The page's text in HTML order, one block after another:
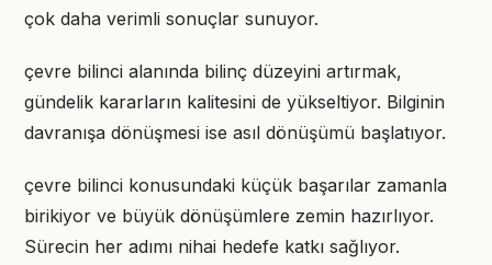
çok daha verimli sonuçlar sunuyor.
çevre bilinci alanında bilinç düzeyini artırmak,
gündelik kararların kalitesini de yükseltiyor. Bilginin
davranışa dönüşmesi ise asıl dönüşümü başlatıyor.
çevre bilinci konusundaki küçük başarılar zamanla
birikiyor ve büyük dönüşümlere zemin hazırlıyor.
Sürecin her adımı nihai hedefe katkı sağlıyor.